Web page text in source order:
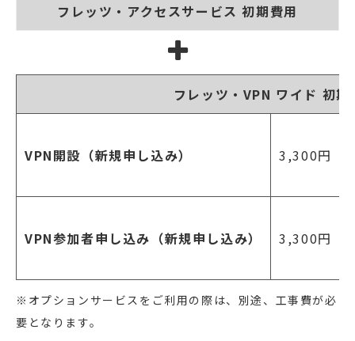
フレッツ・アクセスサービス 初期費用
フレッツ・VPN ワイド 初期
VPN開設（新規申し込み） 3,300円
VPN参加者申し込み（新規申し込み） 3,300円
※オプションサービスをご利用の際は、別途、工事費が必
要となります。